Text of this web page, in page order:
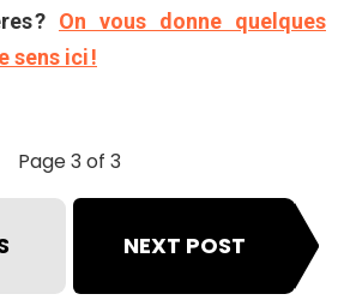
? On vous donne quelques
sens ici !
Page 3 of 3
NEXT POST